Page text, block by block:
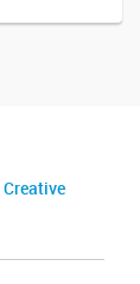
Creative